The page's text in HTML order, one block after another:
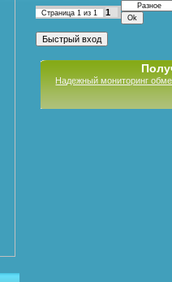
Страница 1 из 1 1
Надежный мониторинг